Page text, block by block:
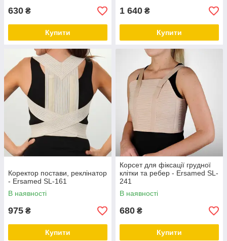
630 ₴
Купити
1 640 ₴
Купити
Коректор постави, реклінатор
- Ersamed SL-161
В наявності
975 ₴
Купити
Корсет для фіксації грудної
клітки та ребер - Ersamed SL-
241
В наявності
680 ₴
Купити